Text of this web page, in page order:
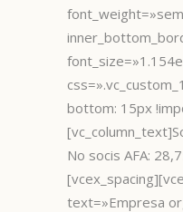
bottom: 15px
No socis AFA:
text=»Empresa